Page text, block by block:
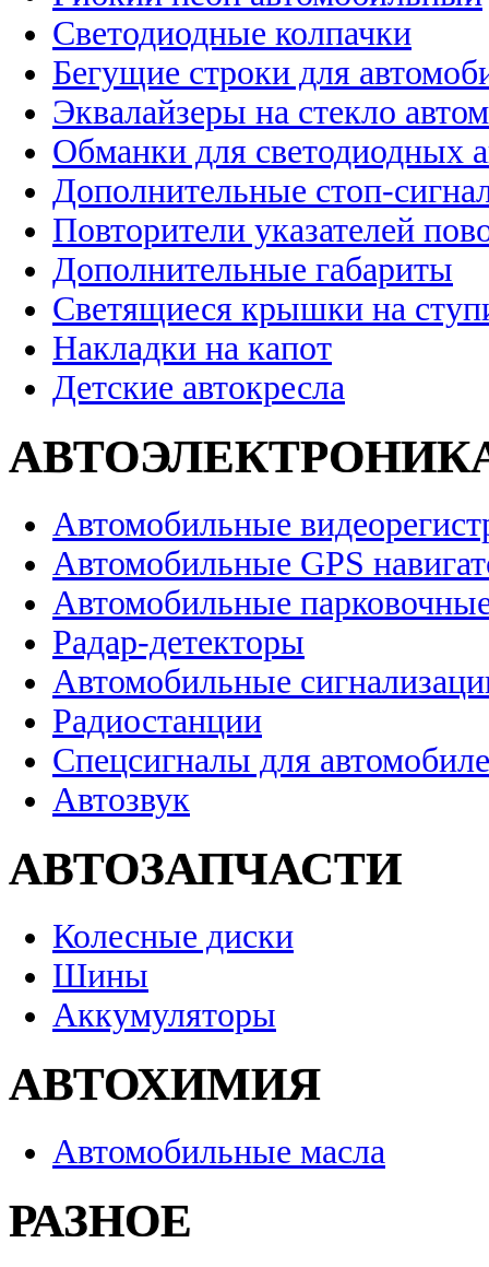
Светодиодные колпачки
Бегущие строки для
Эквалайзеры на стекло
Обманки для светодиодных
Дополнительные стоп-
Повторители указателей
Дополнительные габариты
Светящиеся крышки на
Накладки на капот
Детские автокресла
Автомобильные
Автомобильные GPS
Автомобильные
Радар-детекторы
Автомобильные
Радиостанции
Спецсигналы для
Автозвук
АВТОЗАПЧАСТИ
Колесные диски
Шины
Аккумуляторы
АВТОХИМИЯ
Автомобильные масла
РАЗНОЕ